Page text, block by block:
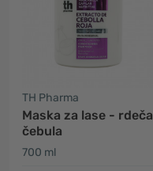
TH Pharma
Maska za lase - rdeča
čebula
700 ml